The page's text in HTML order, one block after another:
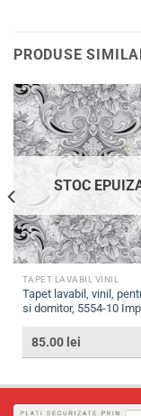
PRODUSE
STOC
TAPET LAVABIL VINIL
Tapet lavabil, vinil,
si domitor, 5554-10
85.00 lei